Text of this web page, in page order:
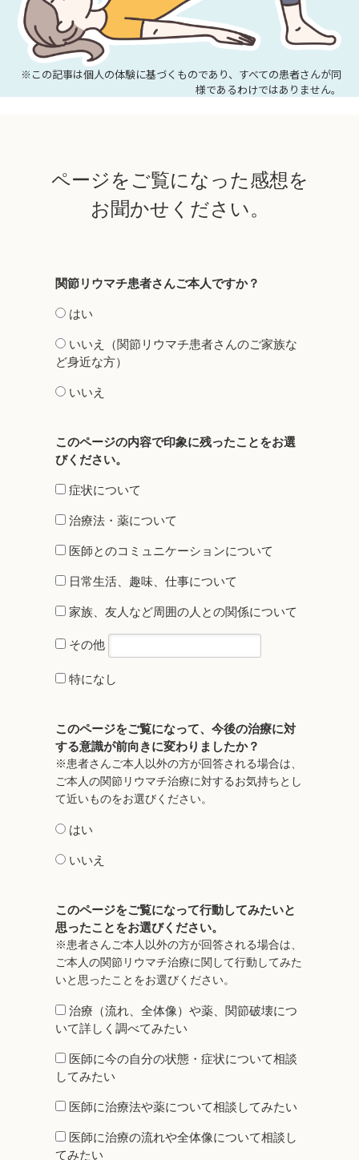
※この記事は個人の体験に基づくものであり、すべての患者さんが同
様であるわけではありません。
ページをご覧になった感想を
お聞かせください。
関節リウマチ患者さんご本人ですか？
はい
いいえ（関節リウマチ患者さんのご家族な
ど身近な方）
いいえ
このページの内容で印象に残ったことをお選
びください。​
症状について
治療法・薬について
医師とのコミュニケーションについて
日常生活、趣味、仕事について
家族、友人など周囲の人との関係について
その他
特になし
このページをご覧になって、今後の治療に対
する意識が前向きに変わりましたか？
※患者さんご本人以外の方が回答される場合は、
ご本人の関節リウマチ治療に対するお気持ちとし
て近いものをお選びください。
はい
いいえ
このページをご覧になって行動してみたいと
思ったことをお選びください。
※患者さんご本人以外の方が回答される場合は、
ご本人の関節リウマチ治療に関して行動してみた
いと思ったことをお選びください。
治療（流れ、全体像）や薬、関節破壊につ
いて詳しく調べてみたい
医師に今の自分の状態・症状について相談
してみたい
医師に治療法や薬について相談してみたい
医師に治療の流れや全体像について相談し
てみたい